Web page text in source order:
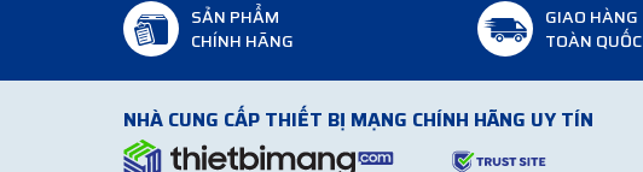
SẢN PHẨM
CHÍNH HÃNG
GIAO HÀNG
TOÀN QUỐC
NHÀ CUNG CẤP THIẾT BỊ MẠNG CHÍNH HÃNG UY TÍN